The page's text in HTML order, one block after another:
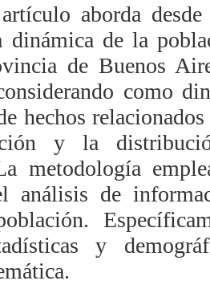
aborda
dinámica de la
de Buenos
como
hechos
y la
metodología
análisis de
y